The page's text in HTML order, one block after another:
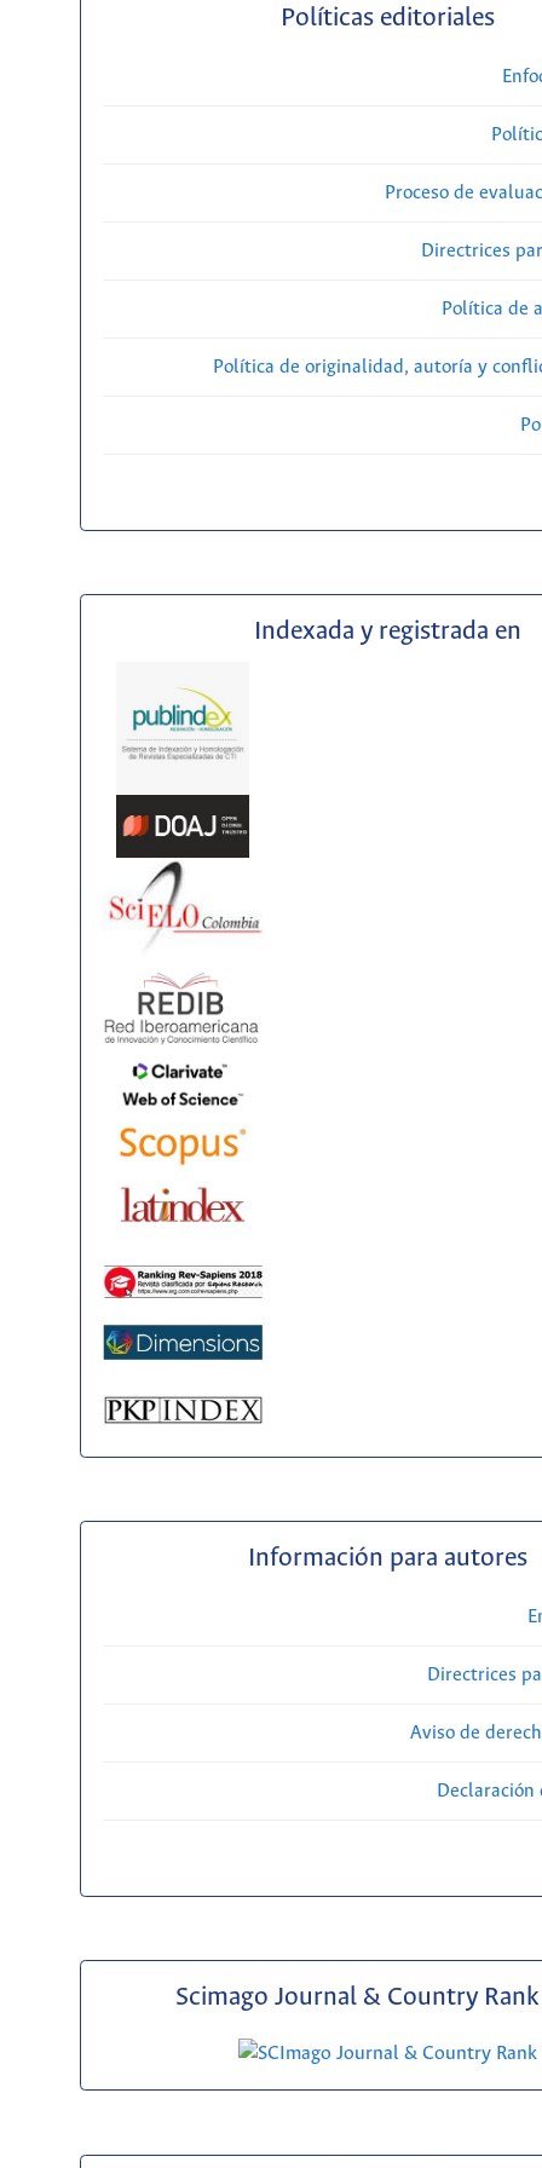
Políticas editoriales
Proceso de
Directrices
Política de
Política de originalidad, autoría y
Indexada y registrada en
Información para autores
Directrices
Aviso de
Scimago Journal & Country Rank